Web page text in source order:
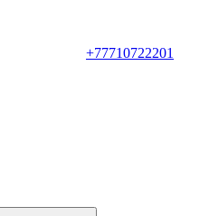
+77710722201